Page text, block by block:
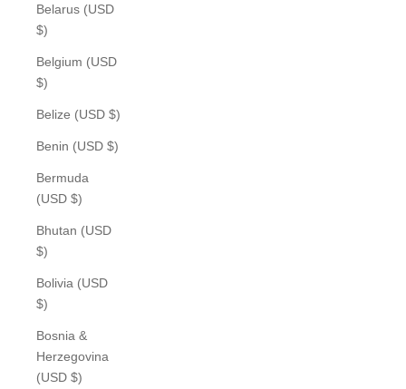
Belarus (USD
$)
Belgium (USD
$)
Belize (USD $)
Benin (USD $)
Bermuda
(USD $)
Bhutan (USD
$)
Bolivia (USD
$)
Bosnia &
Herzegovina
(USD $)